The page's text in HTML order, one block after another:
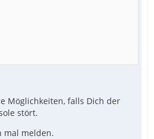
Möglichkeiten, falls Dich der
stört.
mal melden.